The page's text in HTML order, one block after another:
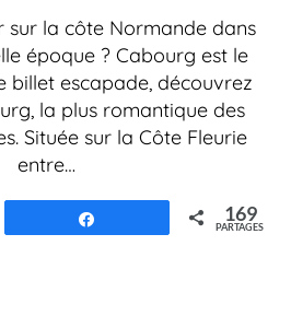
sur la côte Normande dans
époque ? Cabourg est le
billet escapade, découvrez
la plus romantique des
Située sur la Côte Fleurie
entre…
169
PARTAGES